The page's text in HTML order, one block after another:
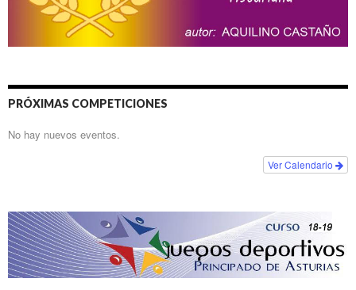
PRÓXIMAS COMPETICIONES
No hay nuevos eventos.
Ver Calendario